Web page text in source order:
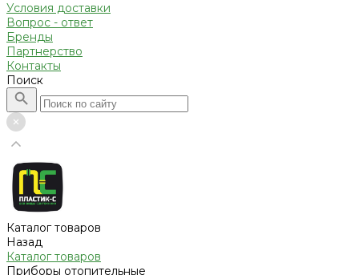
Условия доставки
Вопрос - ответ
Бренды
Партнерство
Контакты
Поиск
Каталог товаров
Назад
Каталог товаров
Приборы отопительные